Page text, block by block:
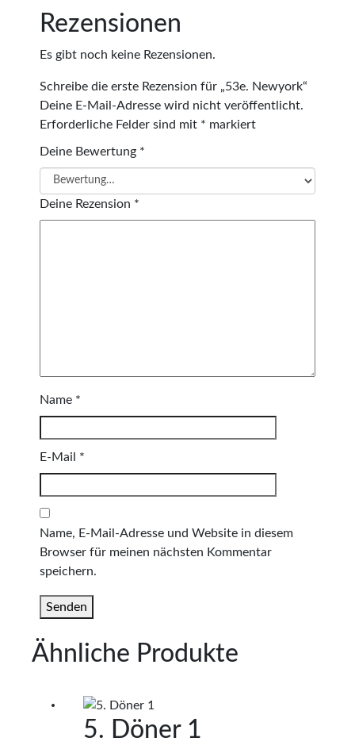
Rezensionen
Es gibt noch keine Rezensionen.
Schreibe die erste Rezension für „53e. Newyork“
Deine E-Mail-Adresse wird nicht veröffentlicht.
Erforderliche Felder sind mit * markiert
Deine Bewertung *
Deine Rezension *
Name *
E-Mail *
Name, E-Mail-Adresse und Website in diesem
Browser für meinen nächsten Kommentar
speichern.
Ähnliche Produkte
5. Döner 1